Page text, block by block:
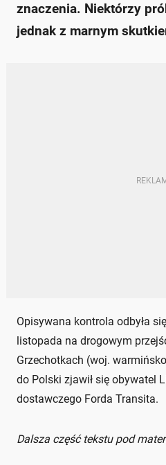
znaczenia. Niektórzy
jednak z marnym
Opisywana kontrola odbyła
listopada na drogowym
Grzechotkach (woj.
do Polski zjawił się obywatel
dostawczego Forda Transita.
Dalsza część tekstu pod